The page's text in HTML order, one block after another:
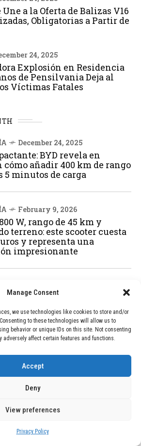
Manage Consent
we use technologies like cookies to store and/or
to these technologies will allow us to
behavior or unique IDs on this site. Not consenting
adversely affect certain features and functions.
Accept
Deny
View preferences
Privacy Policy
Une a la Oferta de Balizas V16
Obligatorias a Partir de
24, 2025
Explosión en Residencia
de Pensilvania Deja al
Víctimas Fatales
December 24, 2025
BYD revela en
cómo añadir 400 km de rango
5 minutos de carga
February 9, 2026
W, rango de 45 km y
terreno: este scooter cuesta
y representa una
impresionante
Une a la Oferta de Balizas V16
Obligatorias a Partir de
24, 2025
Explosión en Residencia
de Pensilvania Deja al
Víctimas Fatales